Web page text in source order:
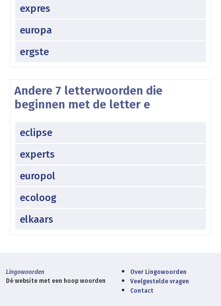
expres
europa
ergste
Andere 7 letterwoorden die
beginnen met de letter e
eclipse
experts
europol
ecoloog
elkaars
Lingowoorden
Dé website met een hoop woorden
Over Lingowoorden
Veelgestelde vragen
Contact